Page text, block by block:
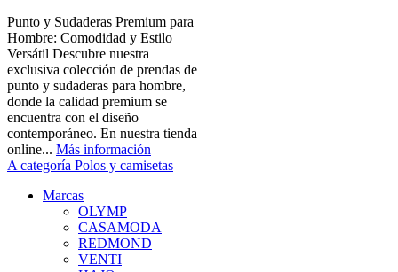
Punto y Sudaderas Premium para
Hombre: Comodidad y Estilo
Versátil Descubre nuestra
exclusiva colección de prendas de
punto y sudaderas para hombre,
donde la calidad premium se
encuentra con el diseño
contemporáneo. En nuestra tienda
online... Más información
A categoría Polos y camisetas
Marcas
OLYMP
CASAMODA
REDMOND
VENTI